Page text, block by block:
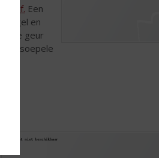
Een
en
geur
soepele